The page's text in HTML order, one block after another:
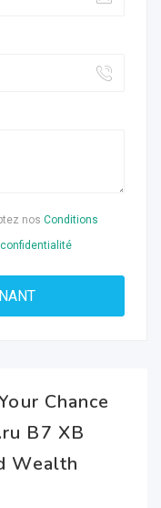
nos Conditions
Chance
B7 XB
Wealth